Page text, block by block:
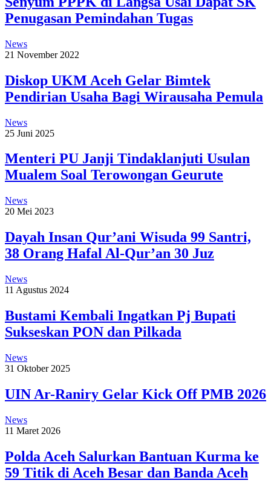
Penugasan Pemindahan Tugas
News
21 November 2022
Diskop UKM Aceh Gelar Bimtek
Pendirian Usaha Bagi Wirausaha Pemula
News
25 Juni 2025
Menteri PU Janji Tindaklanjuti Usulan
Mualem Soal Terowongan Geurute
News
20 Mei 2023
Dayah Insan Qur’ani Wisuda 99 Santri,
38 Orang Hafal Al-Qur’an 30 Juz
News
11 Agustus 2024
Bustami Kembali Ingatkan Pj Bupati
Sukseskan PON dan Pilkada
News
31 Oktober 2025
UIN Ar-Raniry Gelar Kick Off PMB 2026
News
11 Maret 2026
Polda Aceh Salurkan Bantuan Kurma ke
59 Titik di Aceh Besar dan Banda Aceh